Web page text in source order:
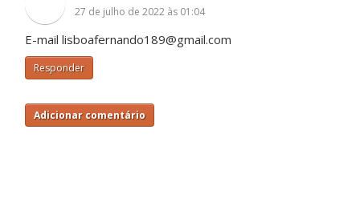
27 de julho de 2022 às 01:04
E-mail lisboafernando189@gmail.com
Responder
Adicionar comentário